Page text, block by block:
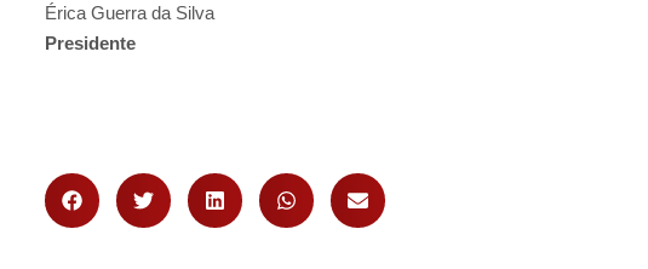
Érica Guerra da Silva
Presidente